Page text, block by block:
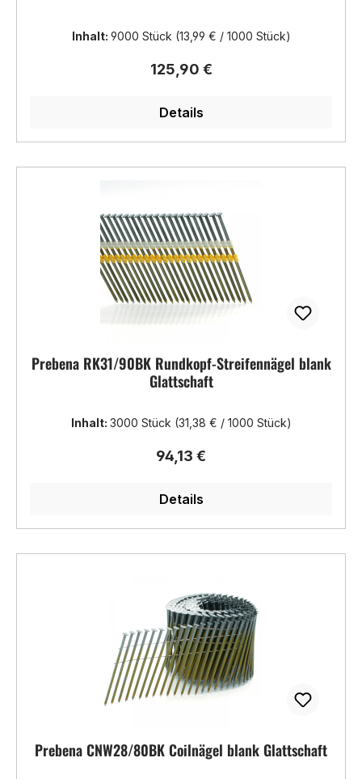
Inhalt: 9000 Stück (13,99 € / 1000 Stück)
Regulärer Preis:
125,90 €
Details
Prebena RK31/90BK Rundkopf-Streifennägel blank
Glattschaft
Inhalt: 3000 Stück (31,38 € / 1000 Stück)
Regulärer Preis:
94,13 €
Details
Prebena CNW28/80BK Coilnägel blank Glattschaft